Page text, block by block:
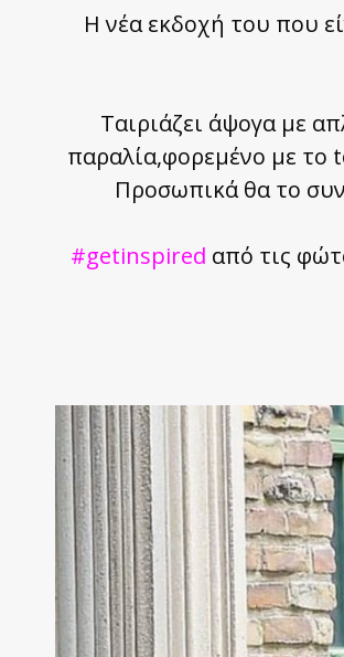
Η νέα εκδοχή του που
Ταιριάζει άψογα με
παραλία,φορεμένο με το
Προσωπικά θα το
#getinspired από τις